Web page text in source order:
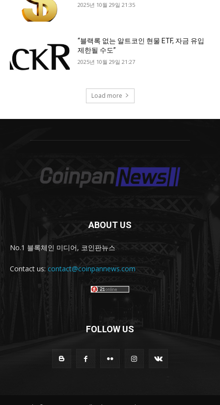
ABOUT US
No.1 블록체인 미디어, 코인판뉴스
Contact us: contact@coinpannews.com
FOLLOW US